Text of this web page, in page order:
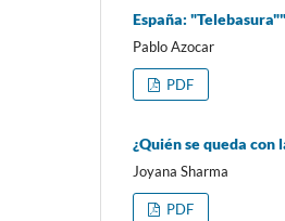
España:
Pablo Azocar
PDF
¿Quién se queda con
Joyana Sharma
PDF